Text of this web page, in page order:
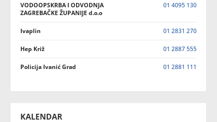
VODOOPSKRBA I ODVODNJA
ZAGREBAČKE ŽUPANIJE d.o.o
01 4095 130
Ivaplin 01 2831 270
Hep Križ 01 2887 555
Policija Ivanić Grad 01 2881 111
KALENDAR